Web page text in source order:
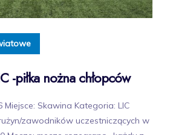
-piłka nożna chłopców
Miejsce: Skawina Kategoria: LIC
zawodników uczestniczących w